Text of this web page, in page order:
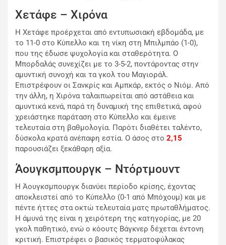
Χετάφε – Χιρόνα
Η Χετάφε προέρχεται από εντυπωσιακή εβδομάδα, με
το 11-0 στο Κύπελλο και τη νίκη στη Μπιλμπάο (1-0),
που της έδωσε ψυχολογία και σταθερότητα. Ο
Μπορδαλάς συνεχίζει με το 3-5-2, ποντάροντας στην
αμυντική συνοχή και τα γκολ του Μαγιοράλ.
Επιστρέφουν οι Σανκρίς και Αμπκάρ, εκτός ο Νιόμ. Από
την άλλη, η Χιρόνα ταλαιπωρείται από αστάθεια και
αμυντικά κενά, παρά τη δυναμική της επιθετικά, αφού
χρειάστηκε παράταση στο Κύπελλο και έμεινε
τελευταία στη βαθμολογία. Παρότι διαθέτει ταλέντο,
δύσκολα κρατά ανέπαφη εστία. Ο άσος στο 2,15
παρουσιάζει ξεκάθαρη αξία.
Άουγκσμπουργκ – Ντόρτμουντ
Η Άουγκσμπουργκ διανύει περίοδο κρίσης, έχοντας
αποκλειστεί από το Κύπελλο (0-1 από Μπόχουμ) και με
πέντε ήττες στα οκτώ τελευταία ματς πρωταθλήματος.
Η άμυνά της είναι η χειρότερη της κατηγορίας, με 20
γκολ παθητικό, ενώ ο κόουτς Βάγκνερ δέχεται έντονη
κριτική. Επιστρέφει ο βασικός τερματοφύλακας